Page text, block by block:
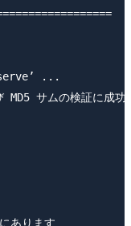
...
サムの検証に成
あります